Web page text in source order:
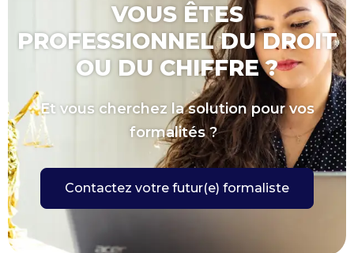
VOUS ÊTES
PROFESSIONNEL DU DROIT
OU DU CHIFFRE ?
Et vous cherchez la solution pour vos
formalités ?
Contactez votre futur(e) formaliste